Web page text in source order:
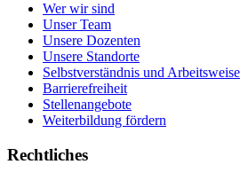
Wer wir sind
Unser Team
Unsere Dozenten
Unsere Standorte
Selbstverständnis und Arbeitsweise
Barrierefreiheit
Stellenangebote
Weiterbildung fördern
Rechtliches